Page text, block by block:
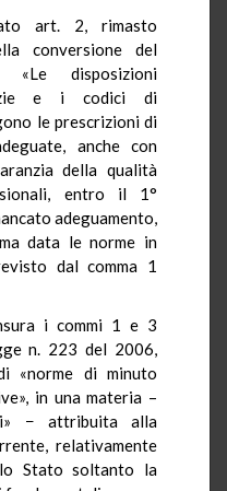
art. 2, rimasto
conversione del
«Le disposizioni
e i codici di
le prescrizioni di
anche con
della qualità
entro il 1°
adeguamento,
data le norme in
dal comma 1
i commi 1 e 3
n. 223 del 2006,
«norme di minuto
in una materia –
− attribuita alla
relativamente
Stato soltanto la